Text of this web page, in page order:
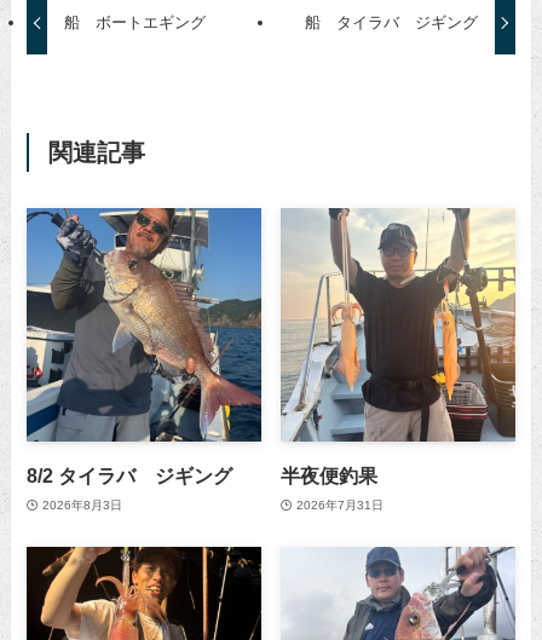
船 ボートエギング 船 タイラバ ジギング
関連記事
8/2 タイラバ ジギング
2026年8月3日
半夜便釣果
2026年7月31日